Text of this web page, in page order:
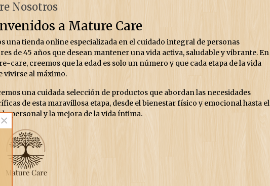
Nosotros
a Mature Care
una tienda online especializada en el cuidado integral de personas
de 45 años que desean mantener una vida activa, saludable y vibrante. En
care, creemos que la edad es solo un número y que cada etapa de la vida
vivirse al máximo.
una cuidada selección de productos que abordan las necesidades
de esta maravillosa etapa, desde el bienestar físico y emocional hasta el
personal y la mejora de la vida íntima.
×